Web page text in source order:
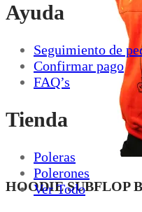
HOODIE SUBFLOP
Ayuda
Seguimiento de
Confirmar pago
FAQ’s
Tienda
Poleras
Polerones
Ver Todo